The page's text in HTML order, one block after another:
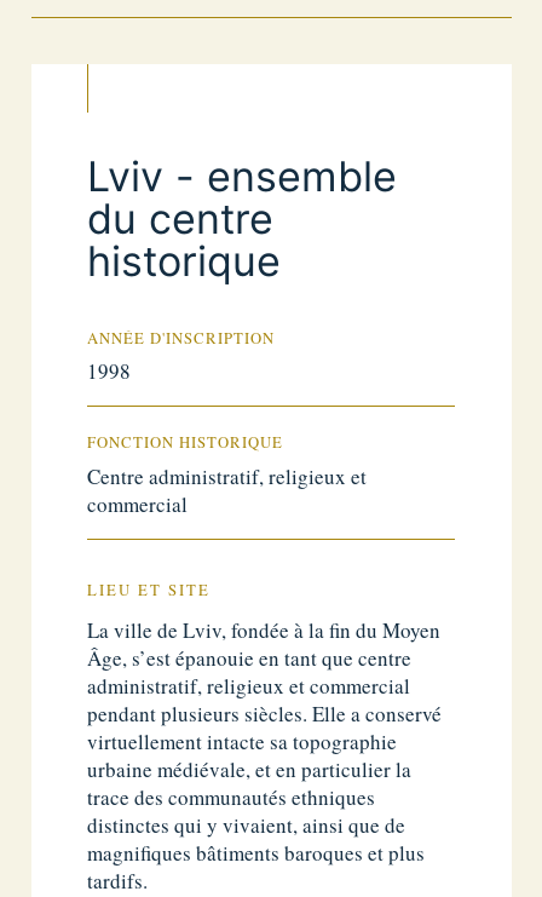
Lviv - ensemble
du centre
historique
ANNÉE D'INSCRIPTION
1998
FONCTION HISTORIQUE
Centre administratif, religieux et
commercial
LIEU ET SITE
La ville de Lviv, fondée à la fin du Moyen
Âge, s’est épanouie en tant que centre
administratif, religieux et commercial
pendant plusieurs siècles. Elle a conservé
virtuellement intacte sa topographie
urbaine médiévale, et en particulier la
trace des communautés ethniques
distinctes qui y vivaient, ainsi que de
magnifiques bâtiments baroques et plus
tardifs.